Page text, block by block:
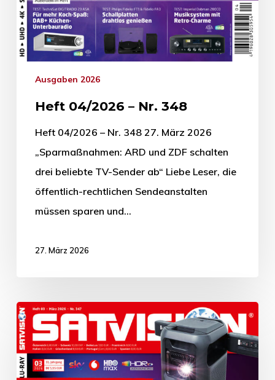
Ausgaben 2026
Heft 04/2026 – Nr. 348
Heft 04/2026 – Nr. 348 27. März 2026
„Sparmaßnahmen: ARD und ZDF schalten
drei beliebte TV-Sender ab“ Liebe Leser, die
öffentlich-rechtlichen Sendeanstalten
müssen sparen und…
27. März 2026